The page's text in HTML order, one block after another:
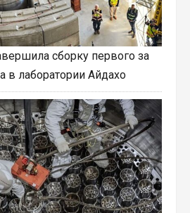
сборку первого за
в лаборатории Айдахо